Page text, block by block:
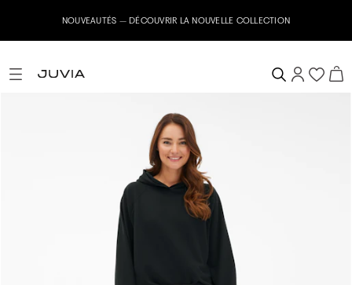
– DÉCOUVRIR LA NOUVELLE COLLECTION